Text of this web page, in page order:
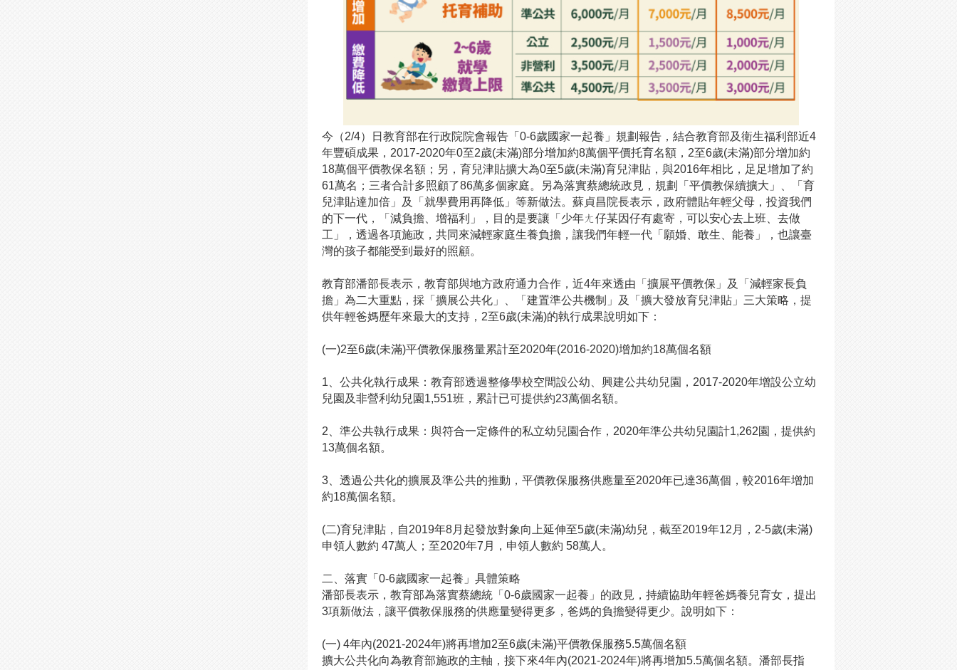
今（2/4）日教育部在行政院院會報告「0-6歲國家一起養」規劃報告，結合教育部及衛生福利部近4
年豐碩成果，2017-2020年0至2歲(未滿)部分增加約8萬個平價托育名額，2至6歲(未滿)部分增加約
18萬個平價教保名額；另，育兒津貼擴大為0至5歲(未滿)育兒津貼，與2016年相比，足足增加了約
61萬名；三者合計多照顧了86萬多個家庭。另為落實蔡總統政見，規劃「平價教保續擴大」、「育
兒津貼達加倍」及「就學費用再降低」等新做法。蘇貞昌院長表示，政府體貼年輕父母，投資我們
的下一代，「減負擔、增福利」，目的是要讓「少年ㄤ仔某因仔有處寄，可以安心去上班、去做
工」，透過各項施政，共同來減輕家庭生養負擔，讓我們年輕一代「願婚、敢生、能養」，也讓臺
灣的孩子都能受到最好的照顧。
教育部潘部長表示，教育部與地方政府通力合作，近4年來透由「擴展平價教保」及「減輕家長負
擔」為二大重點，採「擴展公共化」、「建置準公共機制」及「擴大發放育兒津貼」三大策略，提
供年輕爸媽歷年來最大的支持，2至6歲(未滿)的執行成果說明如下：
(一)2至6歲(未滿)平價教保服務量累計至2020年(2016-2020)增加約18萬個名額
1 、公共化執行成果：教育部透過整修學校空間設公幼、興建公共幼兒園，2017-2020年增設公立幼
兒園及非營利幼兒園1,551班，累計已可提供約23萬個名額。
2 、準公共執行成果：與符合一定條件的私立幼兒園合作，2020年準公共幼兒園計1,262園，提供約
13萬個名額。
3 、透過公共化的擴展及準公共的推動，平價教保服務供應量至2020年已達36萬個，較2016年增加
約18萬個名額。
(二)育兒津貼，自2019年8月起發放對象向上延伸至5歲(未滿)幼兒，截至2019年12月，2-5歲(未滿)
申領人數約 47萬人；至2020年7月，申領人數約 58萬人。
二、落實「0-6歲國家一起養」具體策略
潘部長表示，教育部為落實蔡總統「0-6歲國家一起養」的政見，持續協助年輕爸媽養兒育女，提出
3項新做法，讓平價教保服務的供應量變得更多，爸媽的負擔變得更少。說明如下：
(一) 4年內(2021-2024年)將再增加2至6歲(未滿)平價教保服務5.5萬個名額
擴大公共化向為教育部施政的主軸，接下來4年內(2021-2024年)將再增加5.5萬個名額。潘部長指